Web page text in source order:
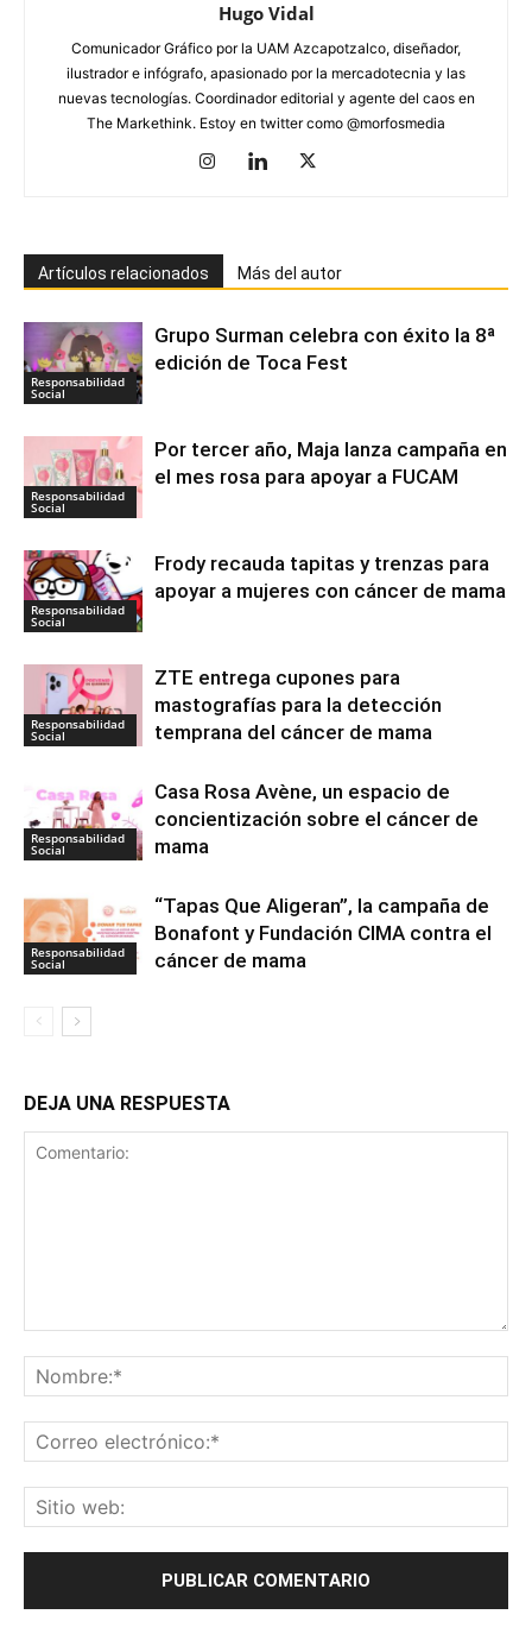
Hugo Vidal
Comunicador Gráfico por la UAM Azcapotzalco, diseñador,
ilustrador e infógrafo, apasionado por la mercadotecnia y las
nuevas tecnologías. Coordinador editorial y agente del caos en
The Markethink. Estoy en twitter como @morfosmedia
Artículos relacionados Más del autor
Responsabilidad
Social
Grupo Surman celebra con éxito la 8ª
edición de Toca Fest
Responsabilidad
Social
Por tercer año, Maja lanza campaña en
el mes rosa para apoyar a FUCAM
Responsabilidad
Social
Frody recauda tapitas y trenzas para
apoyar a mujeres con cáncer de mama
Responsabilidad
Social
ZTE entrega cupones para
mastografías para la detección
temprana del cáncer de mama
Responsabilidad
Social
Casa Rosa Avène, un espacio de
concientización sobre el cáncer de
mama
Responsabilidad
Social
“Tapas Que Aligeran”, la campaña de
Bonafont y Fundación CIMA contra el
cáncer de mama
DEJA UNA RESPUESTA